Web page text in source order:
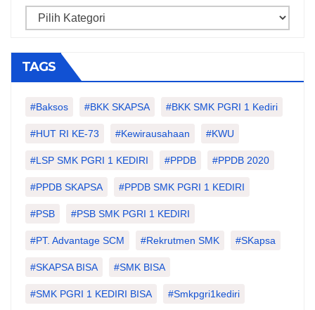
Categories
TAGS
#Baksos #BKK SKAPSA #BKK SMK PGRI 1 Kediri
#HUT RI KE-73 #kewirausahaan #KWU
#LSP SMK PGRI 1 KEDIRI #PPDB #PPDB 2020
#PPDB SKAPSA #PPDB SMK PGRI 1 KEDIRI
#PSB #PSB SMK PGRI 1 KEDIRI
#PT. Advantage SCM #Rekrutmen SMK #SKapsa
#SKAPSA BISA #SMK BISA
#SMK PGRI 1 KEDIRI BISA #smkpgri1kediri